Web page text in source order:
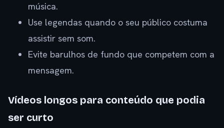
música.
Use legendas quando o seu público costuma
assistir sem som.
Evite barulhos de fundo que competem com a
mensagem.
Vídeos longos para conteúdo que podia
ser curto